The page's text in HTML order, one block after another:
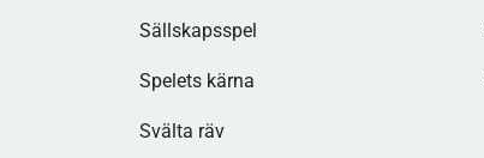
Sällskapsspel
Spelets kärna
Svälta räv